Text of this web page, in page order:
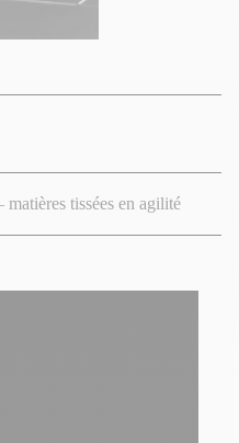
tissées en agilité